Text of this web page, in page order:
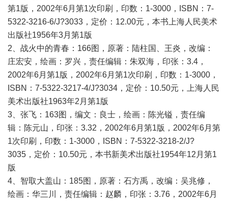
第1版，2002年6月第1次印刷，印数：1-3000，ISBN：7-
5322-3216-6/J?3033，定价：12.00元，本书上海人民美术
出版社1956年3月第1版
2、战火中的青春：166图，原著：陆柱国、王炎，改编：
庄宏安，绘画：罗兴，责任编辑：朱双海，印张：3.4，
2002年6月第1版，2002年6月第1次印刷，印数：1-3000，
ISBN：7-5322-3217-4/J?3034，定价：10.50元，上海人民
美术出版社1963年2月第1版
3、张飞：163图，编文：良士，绘画：陈光镒，责任编
辑：陈元山，印张：3.32，2002年6月第1版，2002年6月第
1次印刷，印数：1-3000，ISBN：7-5322-3218-2/J?
3035，定价：10.50元，本书新美术出版社1954年12月第1
版
4、智取大盖山：185图，原著：石方禹，改编：吴兆修，
绘画：华三川，责任编辑：赵麟，印张：3.76，2002年6月